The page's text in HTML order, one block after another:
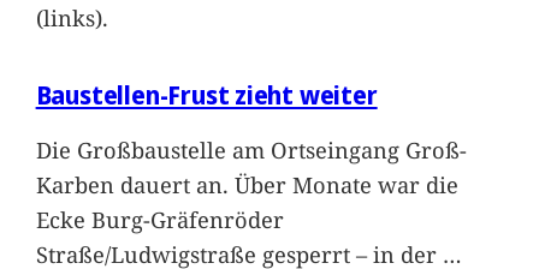
(links).
Baustellen-Frust zieht weiter
Die Großbaustelle am Ortseingang Groß-
Karben dauert an. Über Monate war die
Ecke Burg-Gräfenröder
Straße/Ludwigstraße gesperrt – in der …